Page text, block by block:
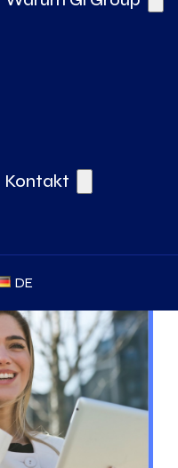
Kontakt
DE